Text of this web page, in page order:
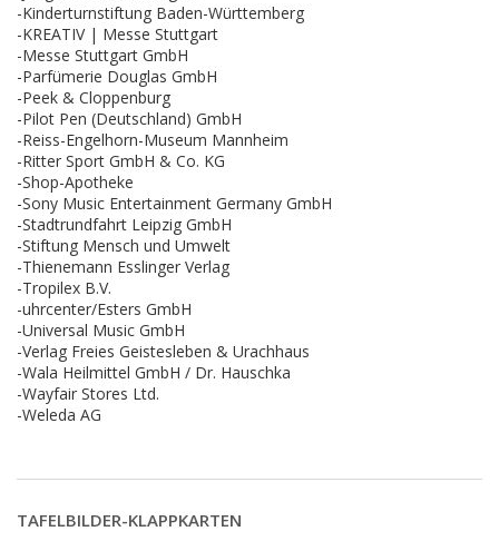
-Kinderturnstiftung Baden-Württemberg
-KREATIV | Messe Stuttgart
-Messe Stuttgart GmbH
-Parfümerie Douglas GmbH
-Peek & Cloppenburg
-Pilot Pen (Deutschland) GmbH
-Reiss-Engelhorn-Museum Mannheim
-Ritter Sport GmbH & Co. KG
-Shop-Apotheke
-Sony Music Entertainment Germany GmbH
-Stadtrundfahrt Leipzig GmbH
-Stiftung Mensch und Umwelt
-Thienemann Esslinger Verlag
-Tropilex B.V.
-uhrcenter/Esters GmbH
-Universal Music GmbH
-Verlag Freies Geistesleben & Urachhaus
-Wala Heilmittel GmbH / Dr. Hauschka
-Wayfair Stores Ltd.
-Weleda AG
TAFELBILDER-KLAPPKARTEN